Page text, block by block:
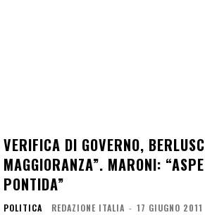
VERIFICA DI GOVERNO,
MAGGIORANZA”. MARONI:
PONTIDA”
POLITICA REDAZIONE ITALIA - 17 GIUGNO 2011